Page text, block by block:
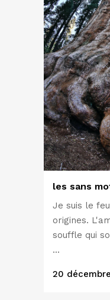
les sans
Je suis le
origines.
souffle qui
...
20